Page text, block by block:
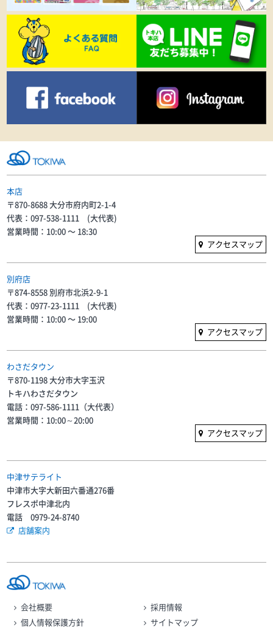
本店
〒870-8688 大分市府内町2-1-4
代表：097-538-1111 (大代表)
営業時間：10:00 〜 18:30
アクセスマップ
別府店
〒874-8558 別府市北浜2-9-1
代表：0977-23-1111 (大代表)
営業時間：10:00 〜 19:00
アクセスマップ
わさだタウン
〒870-1198 大分市大字玉沢
トキハわさだタウン
電話：097-586-1111（大代表）
営業時間：10:00～20:00
アクセスマップ
中津サテライト
中津市大字大新田六番通276番
フレスポ中津北内
電話 0979-24-8740
店舗案内
会社概要
採用情報
個人情報保護方針
サイトマップ